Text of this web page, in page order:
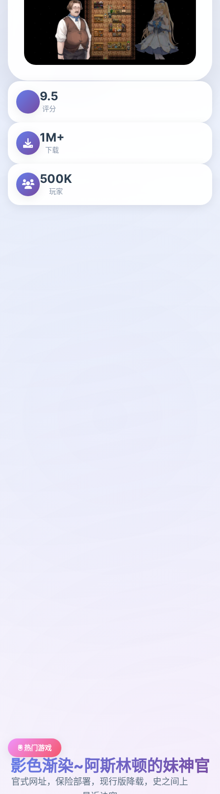
9.5
评分
1M+
下载
500K
玩家
🖲️ 热门游戏
影色渐染~阿斯林顿的妹神官
官式网址，保险部署，现行版降载，史之间上